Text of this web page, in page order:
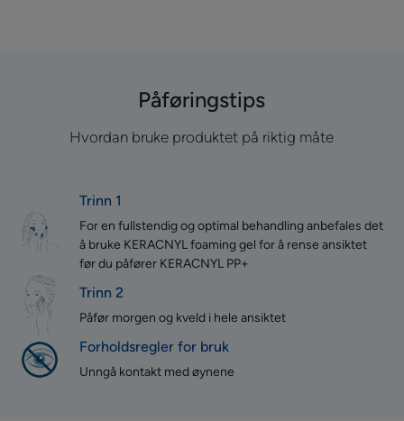
Påføringstips
Hvordan bruke produktet på riktig måte
Trinn 1
For en fullstendig og optimal behandling anbefales det
å bruke KERACNYL foaming gel for å rense ansiktet
før du påfører KERACNYL PP+
Trinn 2
Påfør morgen og kveld i hele ansiktet
Forholdsregler for bruk
Unngå kontakt med øynene